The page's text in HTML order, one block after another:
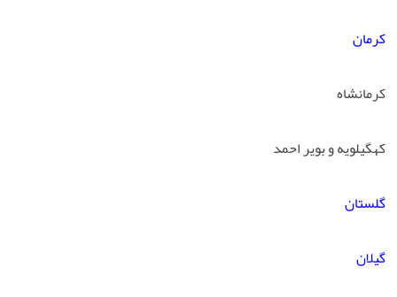
کرمان
کرمانشاه
کهگیلویه و بویر احمد
گلستان
گیلان